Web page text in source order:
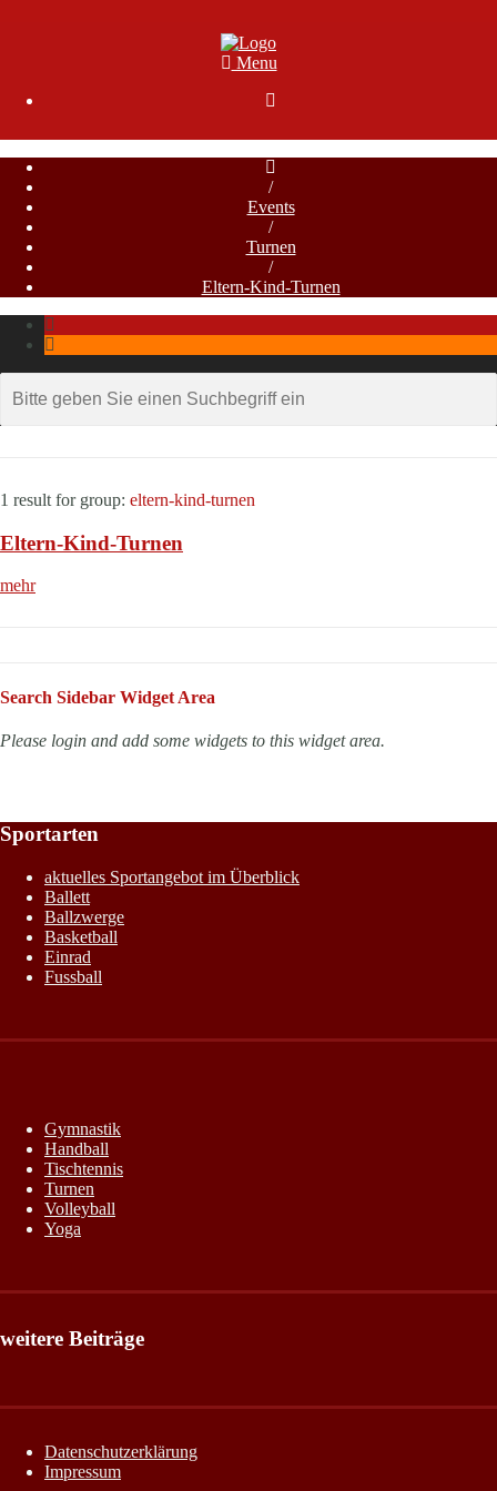
Menu

/
Events
/
Turnen
/
Eltern-Kind-Turnen
1 result for group: eltern-kind-turnen
Eltern-Kind-Turnen
mehr
Search Sidebar Widget Area
Please login and add some widgets to this widget area.
Sportarten
aktuelles Sportangebot im Überblick
Ballett
Ballzwerge
Basketball
Einrad
Fussball
Gymnastik
Handball
Tischtennis
Turnen
Volleyball
Yoga
weitere Beiträge
Datenschutzerklärung
Impressum